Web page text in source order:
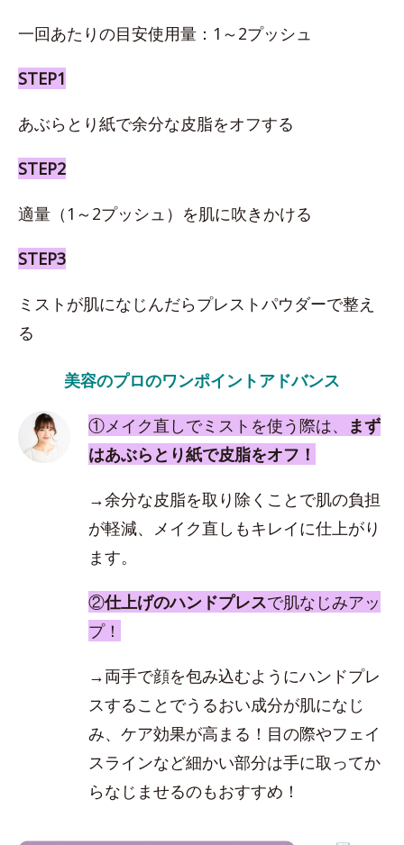
一回あたりの目安使用量：1～2プッシュ
STEP1
あぶらとり紙で余分な皮脂をオフする
STEP2
適量（1～2プッシュ）を肌に吹きかける
STEP3
ミストが肌になじんだらプレストパウダーで整え
る
美容のプロのワンポイントアドバンス
①メイク直しでミストを使う際は、
まず
はあぶらとり紙で皮脂をオフ！
→余分な皮脂を取り除くことで肌の負担
が軽減、メイク直しもキレイに仕上がり
ます。
②仕上げのハンドプレスで肌なじみアッ
プ！
→両手で顔を包み込むようにハンドプレ
スすることでうるおい成分が肌になじ
み、ケア効果が高まる！目の際やフェイ
スラインなど細かい部分は手に取ってか
らなじませるのもおすすめ！